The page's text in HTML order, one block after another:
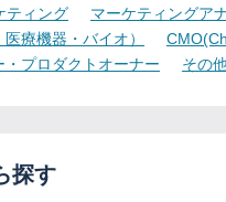
ティング
マーケティングア
療機器・バイオ）
プロダクトオーナー
その
探す